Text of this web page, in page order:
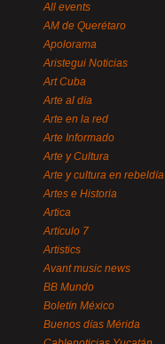
All events
AM de Querétaro
Apolorama
Aristegui Noticias
Art Cuba
Arte al día
Arte en la red
Arte Informado
Arte y Cultura
Arte y cultura en rebeldía
Artes e Historia
Artica
Artículo 7
Artistics
Avant music news
BB Mundo
Boletín México
Buenos días Mérida